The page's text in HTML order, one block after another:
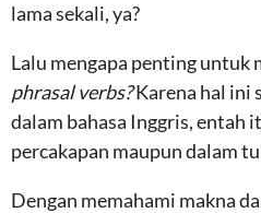
lama sekali, ya?
Lalu mengapa penting untuk
phrasal verbs?Karena hal ini
dalam bahasa Inggris, entah
percakapan maupun dalam
Dengan memahami makna